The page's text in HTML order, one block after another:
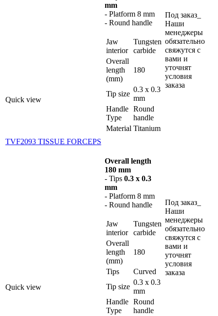
Quick view
mm
- Platform 8 mm
- Round handle
Jaw
interior
Tungsten
carbide
Overall
length
(mm)
180
Tip size
0.3 x 0.3
mm
Handle
Type
Round
handle
Material Titanium
Под заказ_
Наши
менеджеры
обязательно
свяжутся с
вами и
уточнят
условия
заказа
TVF2093 TISSUE FORCEPS
Quick view
Overall length
180 mm
- Tips 0.3 x 0.3
mm
- Platform 8 mm
- Round handle
Jaw
interior
Tungsten
carbide
Overall
length
(mm)
180
Tips
Curved
Tip size
0.3 x 0.3
mm
Handle
Type
Round
handle
Под заказ_
Наши
менеджеры
обязательно
свяжутся с
вами и
уточнят
условия
заказа